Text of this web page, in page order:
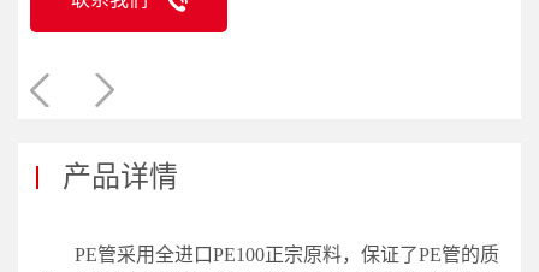
产品详情
PE管采用全进口PE100正宗原料，保证了PE管的质